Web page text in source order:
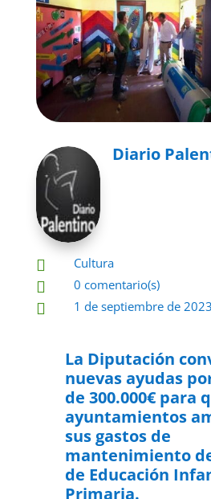
Diario
 Cultura
 0 comentario(s)
 1 de septiembre de 2023
La Diputación
nuevas ayudas
de 300.000€ para
ayuntamientos
sus gastos de
mantenimiento
de Educación
Primaria.